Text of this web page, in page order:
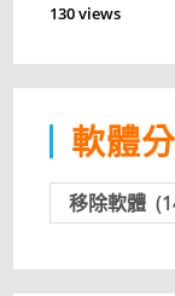
130 views
軟體
體
移除軟體